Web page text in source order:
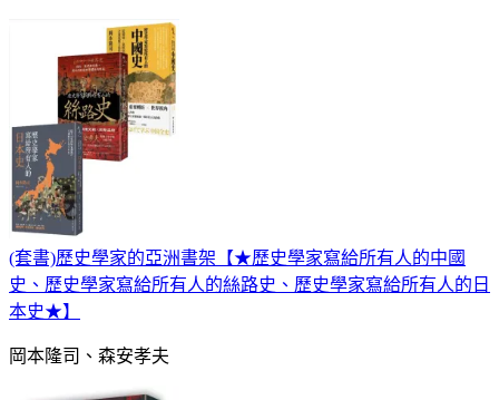
(套書)歷史學家的亞洲書架【★歷史學家寫給所有人的中國
史、歷史學家寫給所有人的絲路史、歷史學家寫給所有人的日
本史★】
岡本隆司、森安孝夫